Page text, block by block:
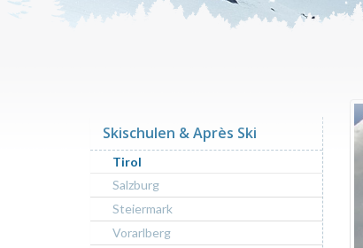
Skischulen & Après Ski
Tirol
Salzburg
Steiermark
Vorarlberg